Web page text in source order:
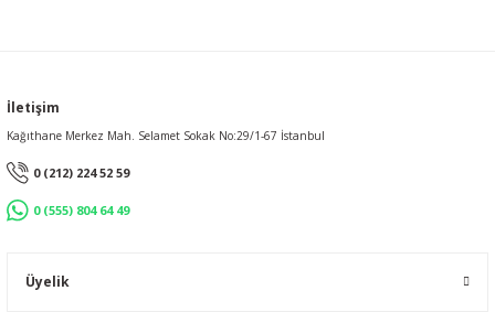
İletişim
Kağıthane Merkez Mah. Selamet Sokak No:29/1-67 İstanbul
0 (212) 224 52 59
0 (555) 804 64 49
Üyelik